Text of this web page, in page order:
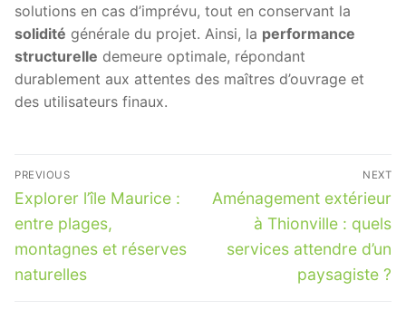
solutions en cas d’imprévu, tout en conservant la
solidité générale du projet. Ainsi, la performance
structurelle demeure optimale, répondant
durablement aux attentes des maîtres d’ouvrage et
des utilisateurs finaux.
Navigation
de
l’article
PREVIOUS
Previous
post:
Explorer l’île Maurice :
entre plages,
montagnes et réserves
naturelles
NEXT
Next
Aménagement extérieur
à Thionville : quels
services attendre d’un
paysagiste ?